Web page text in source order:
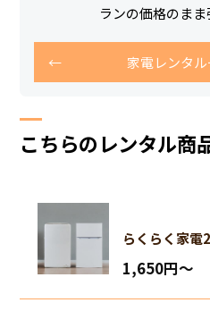
ランの価格のまま
家電レンタ
こちらのレンタル商
らくらく家
1,650円〜